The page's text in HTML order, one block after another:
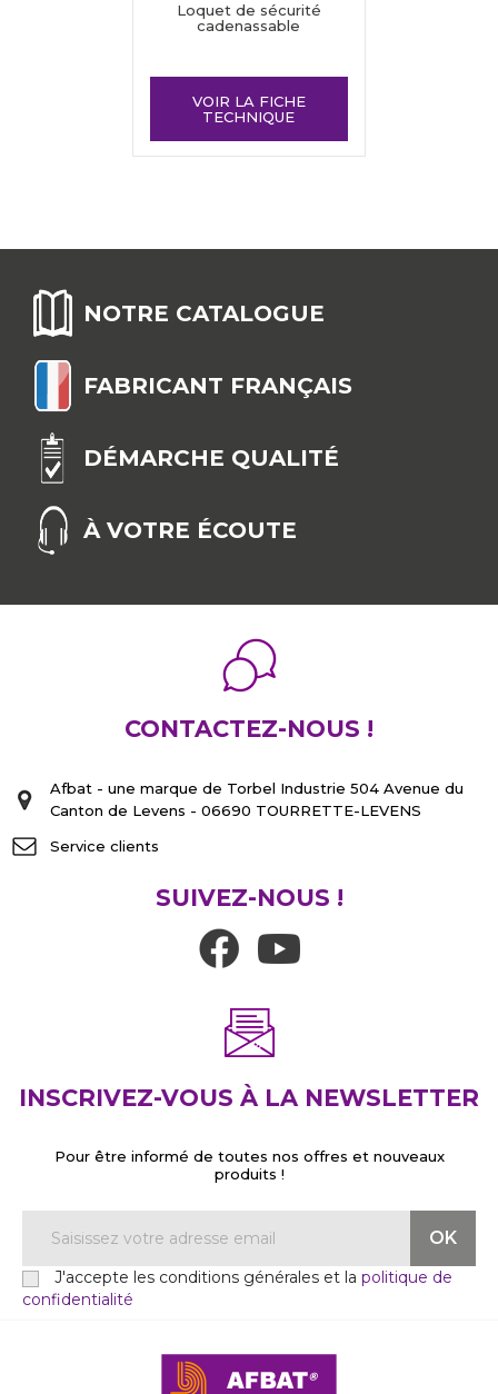
Loquet de sécurité
cadenassable
VOIR LA FICHE
TECHNIQUE
NOTRE CATALOGUE
FABRICANT FRANÇAIS
DÉMARCHE QUALITÉ
À VOTRE ÉCOUTE
CONTACTEZ-NOUS !
Afbat - une marque de Torbel Industrie 504 Avenue du
Canton de Levens - 06690 TOURRETTE-LEVENS
Service clients
SUIVEZ-NOUS !
INSCRIVEZ-VOUS À LA NEWSLETTER
Pour être informé de toutes nos offres et nouveaux
produits !
J'accepte les conditions générales et la politique de
confidentialité